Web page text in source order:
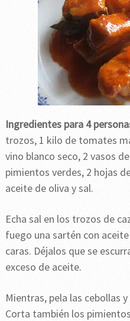
Ingredientes para 4
trozos, 1 kilo de tomates
vino blanco seco, 2 vasos
pimientos verdes, 2 hojas
aceite de oliva y sal.
Echa sal en los trozos de
fuego una sartén con
caras. Déjalos que se
exceso de aceite.
Mientras, pela las cebollas
Corta también los